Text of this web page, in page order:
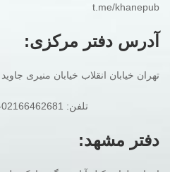
t.me/khanepub
آدرس دفتر مرکزی:
تهران خیابان انقلاب خیابان منیری جاوید
تلفن: 02166462681-02166972971
دفتر مشهد: